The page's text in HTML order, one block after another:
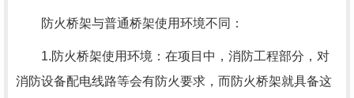
防火桥架与普通桥架使用环境不同：
1.防火桥架使用环境：在项目中，消防工程部分，对
消防设备配电线路等会有防火要求，而防火桥架就具备这